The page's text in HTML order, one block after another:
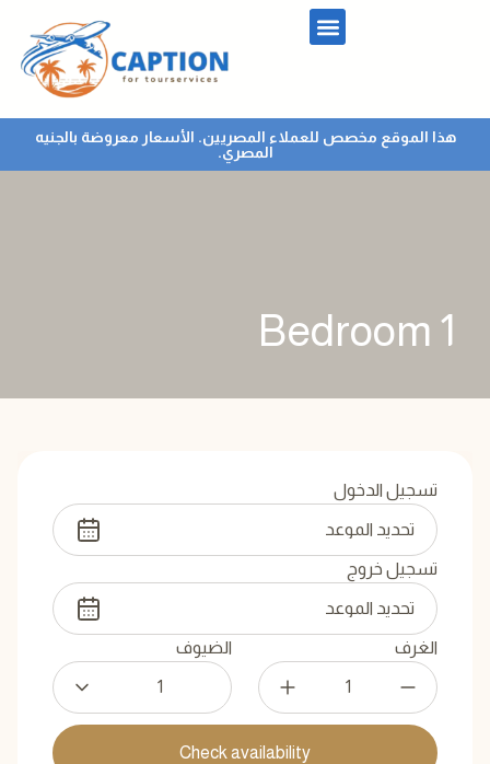
هذا الموقع مخصص للعملاء المصريين. الأسعار معروضة بالجنيه
المصري.
1 Bedroom
تسجيل الدخول
تسجيل خروج
الغرف الضيوف
1
Check availability